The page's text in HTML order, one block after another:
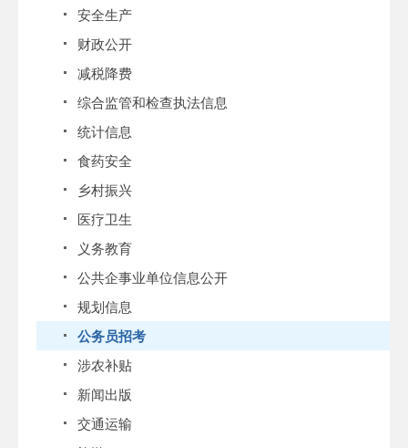
安全生产
财政公开
减税降费
综合监管和检查执法信息
统计信息
食药安全
乡村振兴
医疗卫生
义务教育
公共企事业单位信息公开
规划信息
公务员招考
涉农补贴
新闻出版
交通运输